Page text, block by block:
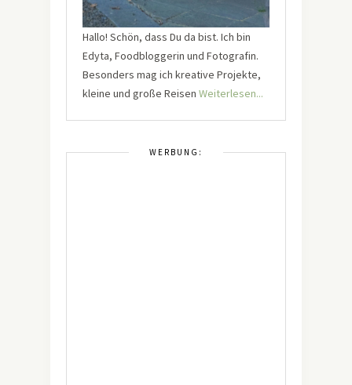
Hallo! Schön, dass Du da bist. Ich bin
Edyta, Foodbloggerin und Fotografin.
Besonders mag ich kreative Projekte,
kleine und große Reisen Weiterlesen...
WERBUNG: